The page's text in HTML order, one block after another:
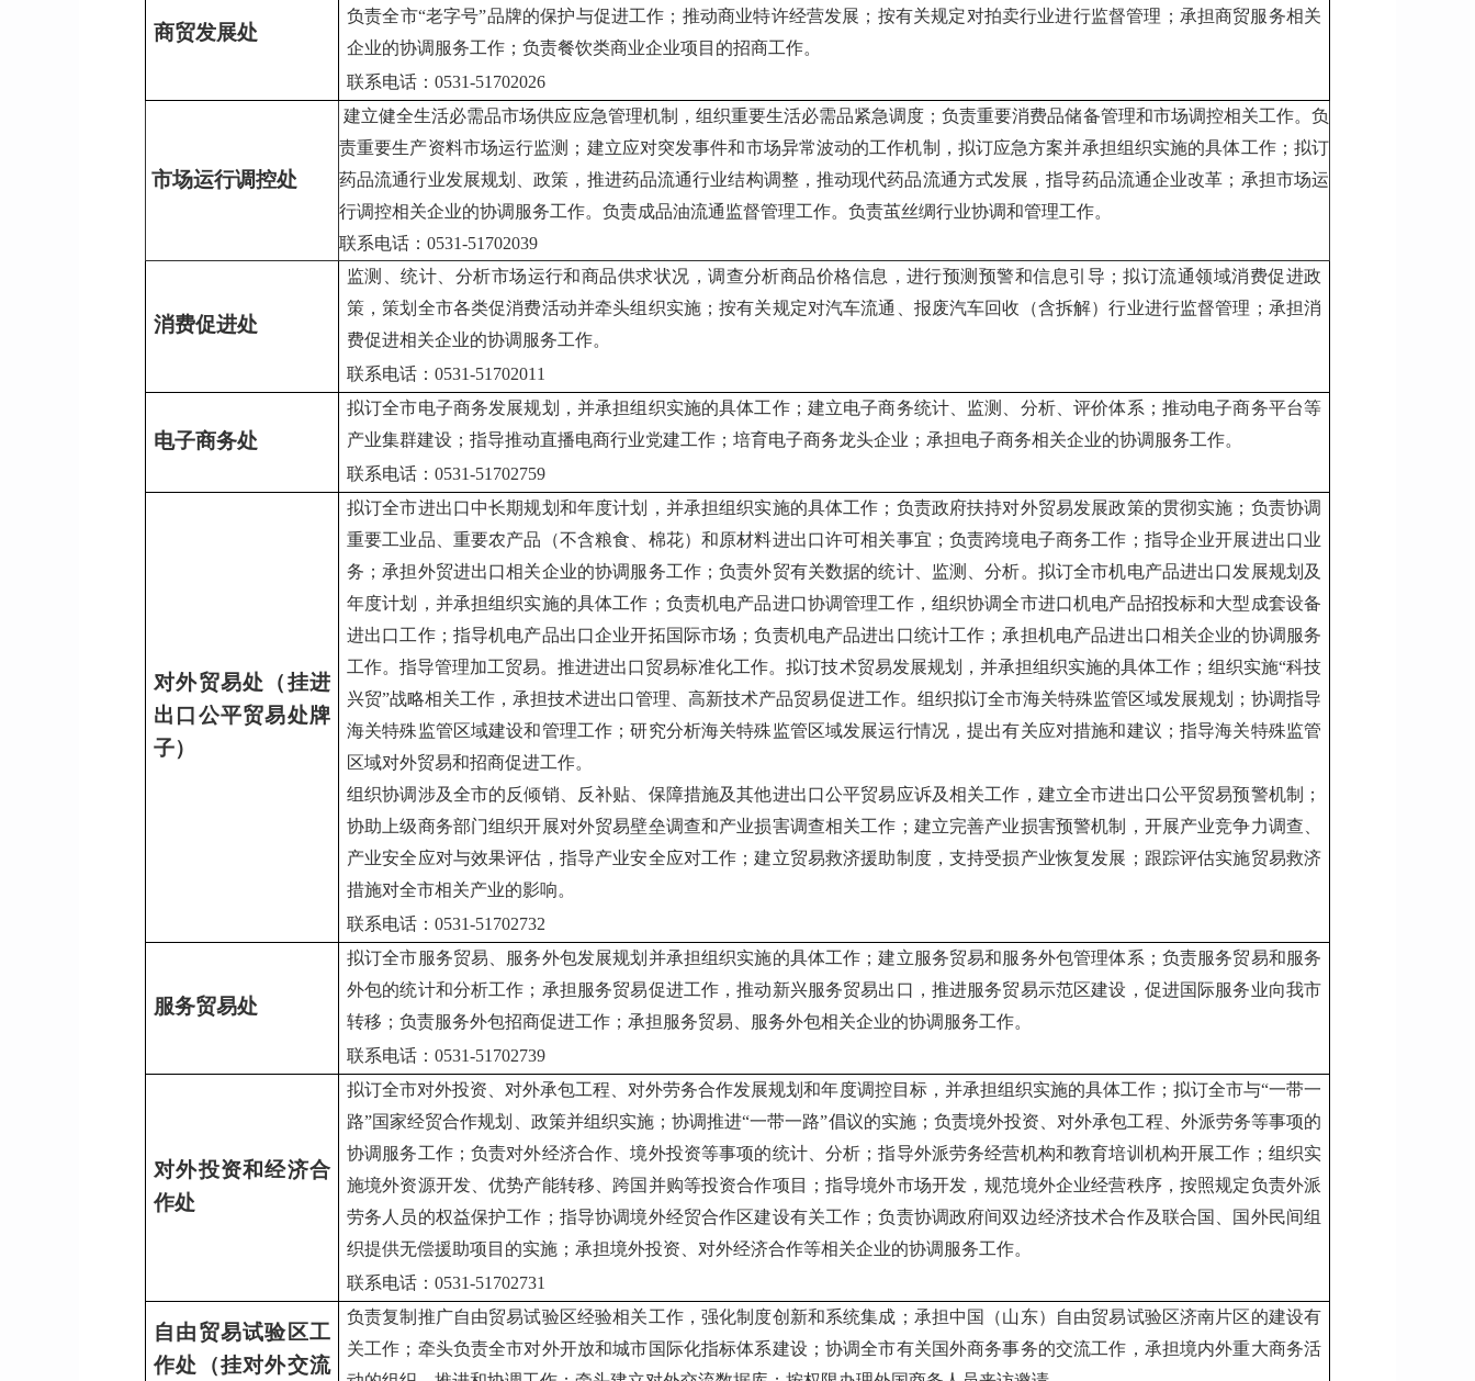
商贸发展处
负责全市“老字号”品牌的保护与促进工作；推动商业特许经营发展；按有关规定对拍卖行业进行监督管理；承担商贸服务相关
企业的协调服务工作；负责餐饮类商业企业项目的招商工作。
联系电话：0531-51702026
市场运行调控处
建立健全生活必需品市场供应应急管理机制，组织重要生活必需品紧急调度；负责重要消费品储备管理和市场调控相关工作。负
责重要生产资料市场运行监测；建立应对突发事件和市场异常波动的工作机制，拟订应急方案并承担组织实施的具体工作；拟订
药品流通行业发展规划、政策，推进药品流通行业结构调整，推动现代药品流通方式发展，指导药品流通企业改革；承担市场运
行调控相关企业的协调服务工作。负责成品油流通监督管理工作。负责茧丝绸行业协调和管理工作。
联系电话：0531-51702039
消费促进处
监测、统计、分析市场运行和商品供求状况，调查分析商品价格信息，进行预测预警和信息引导；拟订流通领域消费促进政
策，策划全市各类促消费活动并牵头组织实施；按有关规定对汽车流通、报废汽车回收（含拆解）行业进行监督管理；承担消
费促进相关企业的协调服务工作。
联系电话：0531-51702011
电子商务处
拟订全市电子商务发展规划，并承担组织实施的具体工作；建立电子商务统计、监测、分析、评价体系；推动电子商务平台等
产业集群建设；指导推动直播电商行业党建工作；培育电子商务龙头企业；承担电子商务相关企业的协调服务工作。
联系电话：0531-51702759
对外贸易处（挂进
出口公平贸易处牌
子）
拟订全市进出口中长期规划和年度计划，并承担组织实施的具体工作；负责政府扶持对外贸易发展政策的贯彻实施；负责协调
重要工业品、重要农产品（不含粮食、棉花）和原材料进出口许可相关事宜；负责跨境电子商务工作；指导企业开展进出口业
务；承担外贸进出口相关企业的协调服务工作；负责外贸有关数据的统计、监测、分析。拟订全市机电产品进出口发展规划及
年度计划，并承担组织实施的具体工作；负责机电产品进口协调管理工作，组织协调全市进口机电产品招投标和大型成套设备
进出口工作；指导机电产品出口企业开拓国际市场；负责机电产品进出口统计工作；承担机电产品进出口相关企业的协调服务
工作。指导管理加工贸易。推进进出口贸易标准化工作。拟订技术贸易发展规划，并承担组织实施的具体工作；组织实施“科技
兴贸”战略相关工作，承担技术进出口管理、高新技术产品贸易促进工作。组织拟订全市海关特殊监管区域发展规划；协调指导
海关特殊监管区域建设和管理工作；研究分析海关特殊监管区域发展运行情况，提出有关应对措施和建议；指导海关特殊监管
区域对外贸易和招商促进工作。
组织协调涉及全市的反倾销、反补贴、保障措施及其他进出口公平贸易应诉及相关工作，建立全市进出口公平贸易预警机制；
协助上级商务部门组织开展对外贸易壁垒调查和产业损害调查相关工作；建立完善产业损害预警机制，开展产业竞争力调查、
产业安全应对与效果评估，指导产业安全应对工作；建立贸易救济援助制度，支持受损产业恢复发展；跟踪评估实施贸易救济
措施对全市相关产业的影响。
联系电话：0531-51702732
服务贸易处
拟订全市服务贸易、服务外包发展规划并承担组织实施的具体工作；建立服务贸易和服务外包管理体系；负责服务贸易和服务
外包的统计和分析工作；承担服务贸易促进工作，推动新兴服务贸易出口，推进服务贸易示范区建设，促进国际服务业向我市
转移；负责服务外包招商促进工作；承担服务贸易、服务外包相关企业的协调服务工作。
联系电话：0531-51702739
对外投资和经济合
作处
拟订全市对外投资、对外承包工程、对外劳务合作发展规划和年度调控目标，并承担组织实施的具体工作；拟订全市与“一带一
路”国家经贸合作规划、政策并组织实施；协调推进“一带一路”倡议的实施；负责境外投资、对外承包工程、外派劳务等事项的
协调服务工作；负责对外经济合作、境外投资等事项的统计、分析；指导外派劳务经营机构和教育培训机构开展工作；组织实
施境外资源开发、优势产能转移、跨国并购等投资合作项目；指导境外市场开发，规范境外企业经营秩序，按照规定负责外派
劳务人员的权益保护工作；指导协调境外经贸合作区建设有关工作；负责协调政府间双边经济技术合作及联合国、国外民间组
织提供无偿援助项目的实施；承担境外投资、对外经济合作等相关企业的协调服务工作。
联系电话：0531-51702731
自由贸易试验区工
作处（挂对外交流
负责复制推广自由贸易试验区经验相关工作，强化制度创新和系统集成；承担中国（山东）自由贸易试验区济南片区的建设有
关工作；牵头负责全市对外开放和城市国际化指标体系建设；协调全市有关国外商务事务的交流工作，承担境内外重大商务活